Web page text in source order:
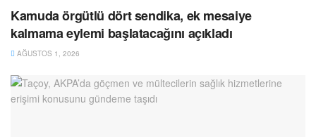
Kamuda örgütlü dört sendika, ek mesaiye
kalmama eylemi başlatacağını açıkladı
AĞUSTOS 1, 2026